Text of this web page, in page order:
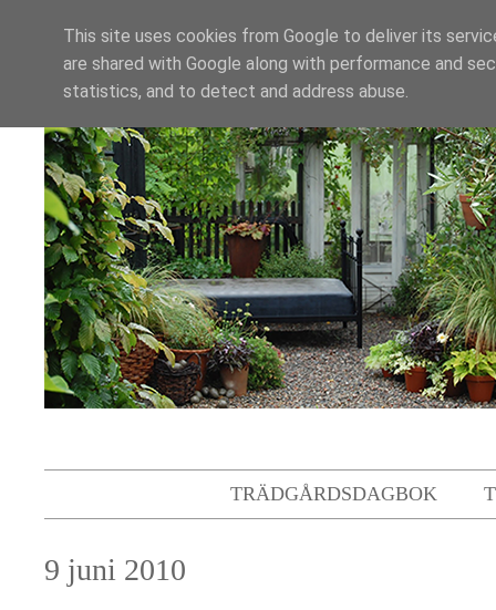
TRÄDGÅRDSDAGBOK
9 juni 2010
This site uses cookies from Google to deliver its
are shared with Google along with performance and
statistics, and to detect and address abuse.